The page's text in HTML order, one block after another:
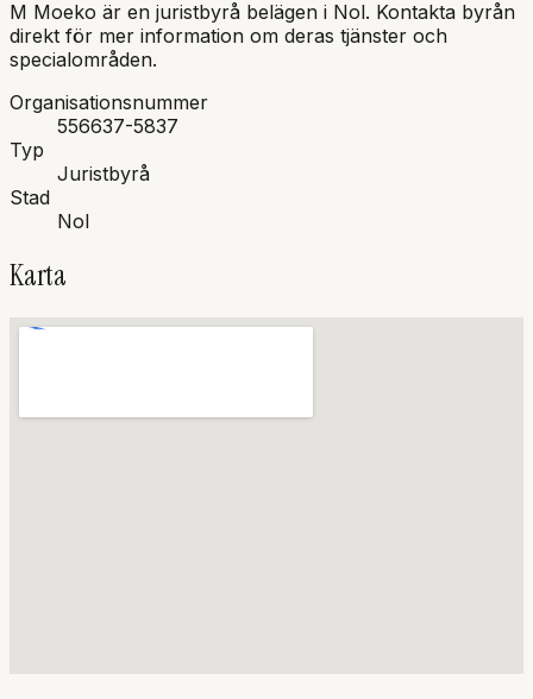
M Moeko är en juristbyrå belägen i Nol. Kontakta byrån
direkt för mer information om deras tjänster och
specialområden.
Organisationsnummer
556637-5837
Typ
Juristbyrå
Stad
Nol
Karta